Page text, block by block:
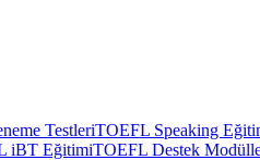
TestleriTOEFL Speaking
iBT EğitimiTOEFL Destek